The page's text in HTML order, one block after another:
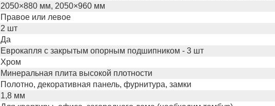
2050×880 мм, 2050×960 мм
Правое или левое
2 шт
Да
Еврокапля с закрытым опорным подшипником - 3 шт
Хром
Минеральная плита высокой плотности
Полотно, декоративная панель, фурнитура, замки
1,8 мм